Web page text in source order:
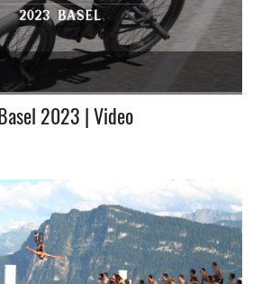
2023 | Video